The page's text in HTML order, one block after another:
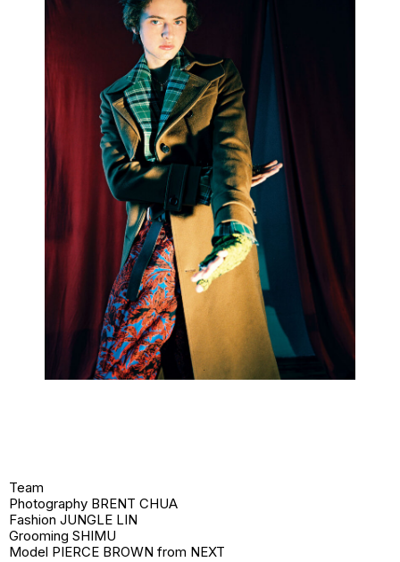
Team
Photography BRENT CHUA
Fashion JUNGLE LIN
Grooming SHIMU
Model PIERCE BROWN from NEXT